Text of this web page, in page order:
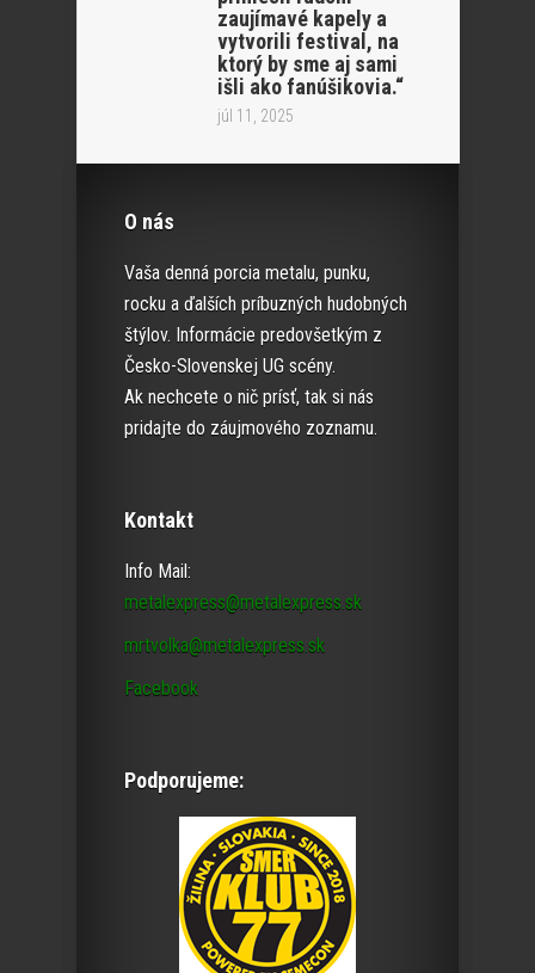
zaujímavé kapely a
vytvorili festival, na
ktorý by sme aj sami
išli ako fanúšikovia.“
júl 11, 2025
O nás
Vaša denná porcia metalu, punku,
rocku a ďalších príbuzných hudobných
štýlov. Informácie predovšetkým z
Česko-Slovenskej UG scény.
Ak nechcete o nič prísť, tak si nás
pridajte do záujmového zoznamu.
Kontakt
Info Mail:
metalexpress@metalexpress.sk
mrtvolka@metalexpress.sk
Facebook
Podporujeme: